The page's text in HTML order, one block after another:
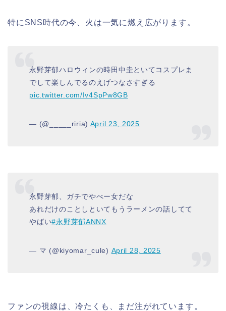
特にSNS時代の今、火は一気に燃え広がります。
永野芽郁ハロウィンの時田中圭といてコスプレま
でして楽しんでるのえげつなさすぎる
pic.twitter.com/Iv4SpPw8GB
— (@_____riria) April 23, 2025
永野芽郁、ガチでやべー女だな
あれだけのことしといてもうラーメンの話してて
やばい#永野芽郁ANNX
— マ (@kiyomar_cule) April 28, 2025
ファンの視線は、冷たくも、まだ注がれています。